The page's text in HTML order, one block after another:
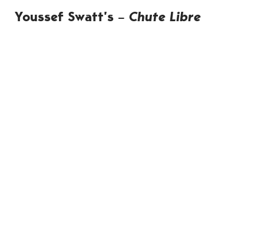
Youssef Swatt’s – Chute Libre